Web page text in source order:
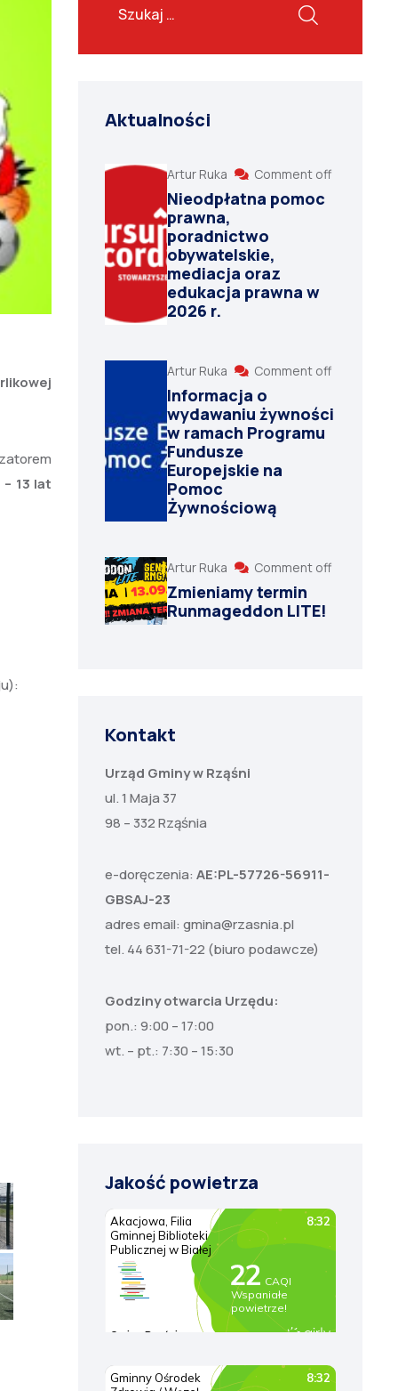
13 lat
Aktualności
Artur Ruka Comment off
Nieodpłatna pomoc
prawna,
poradnictwo
obywatelskie,
mediacja oraz
edukacja prawna w
2026 r.
Artur Ruka Comment off
Informacja o
wydawaniu żywności
w ramach Programu
Fundusze
Europejskie na
Pomoc
Żywnościową
Artur Ruka Comment off
Zmieniamy termin
Runmageddon LITE!
Kontakt
Urząd Gminy w Rząśni
ul. 1 Maja 37
98 – 332 Rząśnia
e-doręczenia: AE:PL-57726-56911-
GBSAJ-23
adres email: gmina@rzasnia.pl
tel. 44 631-71-22 (biuro podawcze)
Godziny otwarcia Urzędu:
pon.: 9:00 – 17:00
wt. – pt.: 7:30 – 15:30
Jakość powietrza